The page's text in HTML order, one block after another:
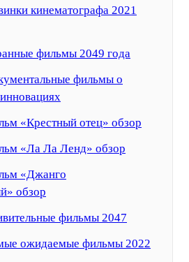
кинематографа 2021
фильмы 2049 года
фильмы о
«Крестный отец» обзор
«Ла Ла Ленд» обзор
«Джанго
обзор
фильмы 2047
ожидаемые фильмы 2022